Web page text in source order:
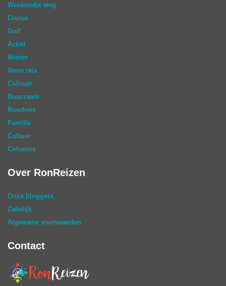
Weekendje weg
Cruise
Golf
Actief
Winter
Verre reis
Culinair
Duurzaam
Rondreis
Familie
Cultuur
Columns
Over RonReizen
Onze bloggers
Zakelijk
Algemene voorwaarden
Contact